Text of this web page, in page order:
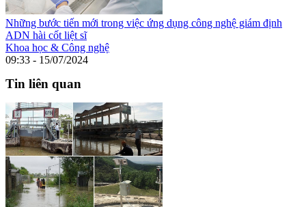
Những bước tiến mới trong việc ứng dụng công nghệ giám định
ADN hài cốt liệt sĩ
Khoa học & Công nghệ
09:33 - 15/07/2024
Tin liên quan